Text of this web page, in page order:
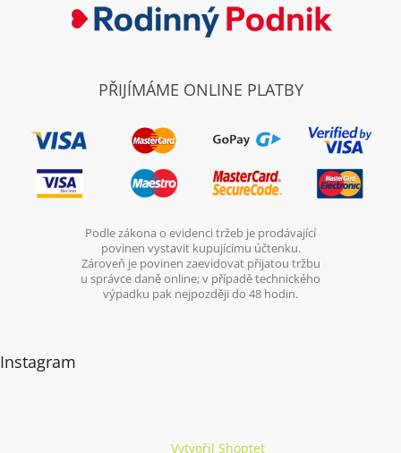
PŘIJÍMÁME ONLINE PLATBY
Podle zákona o evidenci tržeb je prodávající
povinen vystavit kupujícímu účtenku.
Zároveň je povinen zaevidovat přijatou tržbu
u správce daně online; v případě technického
výpadku pak nejpozději do 48 hodin.
Instagram
Vytvořil Shoptet